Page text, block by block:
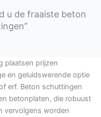
u de fraaiste beton
plaatsen prijzen
en geluidswerende optie
erf. Beton schuttingen
betonplaten, die robuust
vervolgens worden